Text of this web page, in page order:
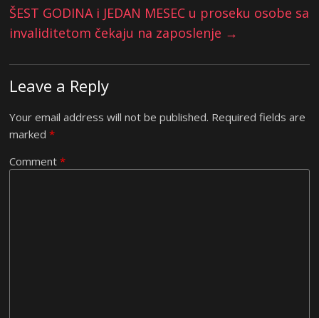
ŠEST GODINA i JEDAN MESEC u proseku osobe sa
invaliditetom čekaju na zaposlenje →
Leave a Reply
Your email address will not be published. Required fields are
marked*
Comment*